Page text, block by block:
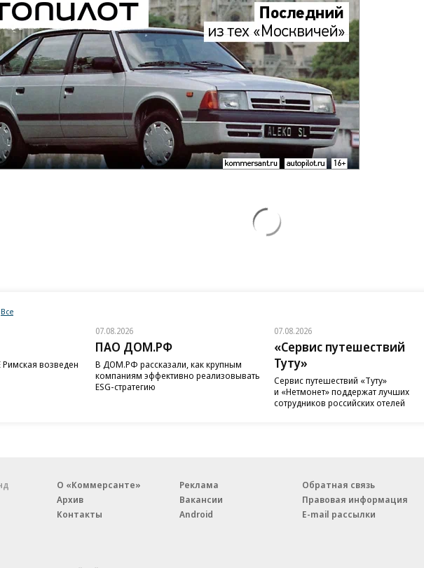
Все
Римская возведен
07.08.2026
ПАО ДОМ.РФ
В ДОМ.РФ рассказали, как крупным
компаниям эффективно реализовывать
ESG-стратегию
07.08.2026
«Сервис путешествий
Туту»
Сервис путешествий «Туту»
и «Нетмонет» поддержат лучших
сотрудников российских отелей
О «Коммерсанте»
Архив
Контакты
Реклама
Вакансии
Android
Обратная связь
Правовая информация
E-mail рассылки